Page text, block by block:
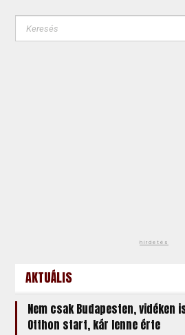
hirdetés
AKTUÁLIS
Nem csak Budapesten, vidéken
Otthon start, kár lenne érte